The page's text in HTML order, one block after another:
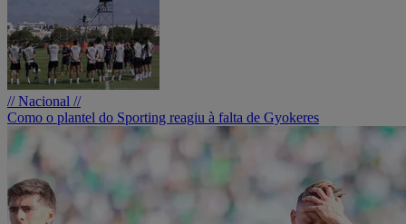
// Nacional //
Como o plantel do Sporting reagiu à falta de Gyokeres